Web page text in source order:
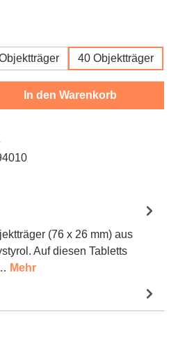
40 Objektträger
den gewünschten
In den Warenkorb
(76 x 26 mm) aus
Auf diesen Tabletts
Mehr